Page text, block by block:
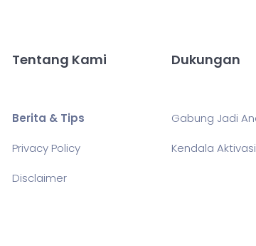
Tentang Kami
Berita & Tips
Privacy Policy
Disclaimer
Dukungan
Gabung Jadi
Kendala